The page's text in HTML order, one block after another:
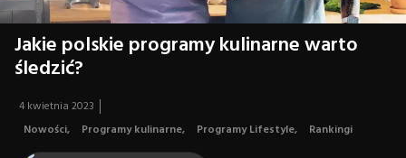
Jakie polskie programy kulinarne warto
śledzić?
4 kwietnia 2023
Nowości, Programy kulinarne, Programy Lifestyle, Rankingi